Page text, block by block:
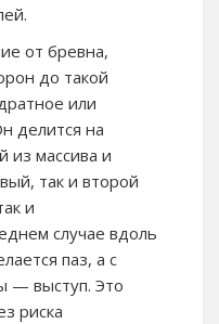
от бревна,
до такой
или
делится на
из массива и
так и второй
и
случае вдоль
паз, а с
— выступ. Это
риска